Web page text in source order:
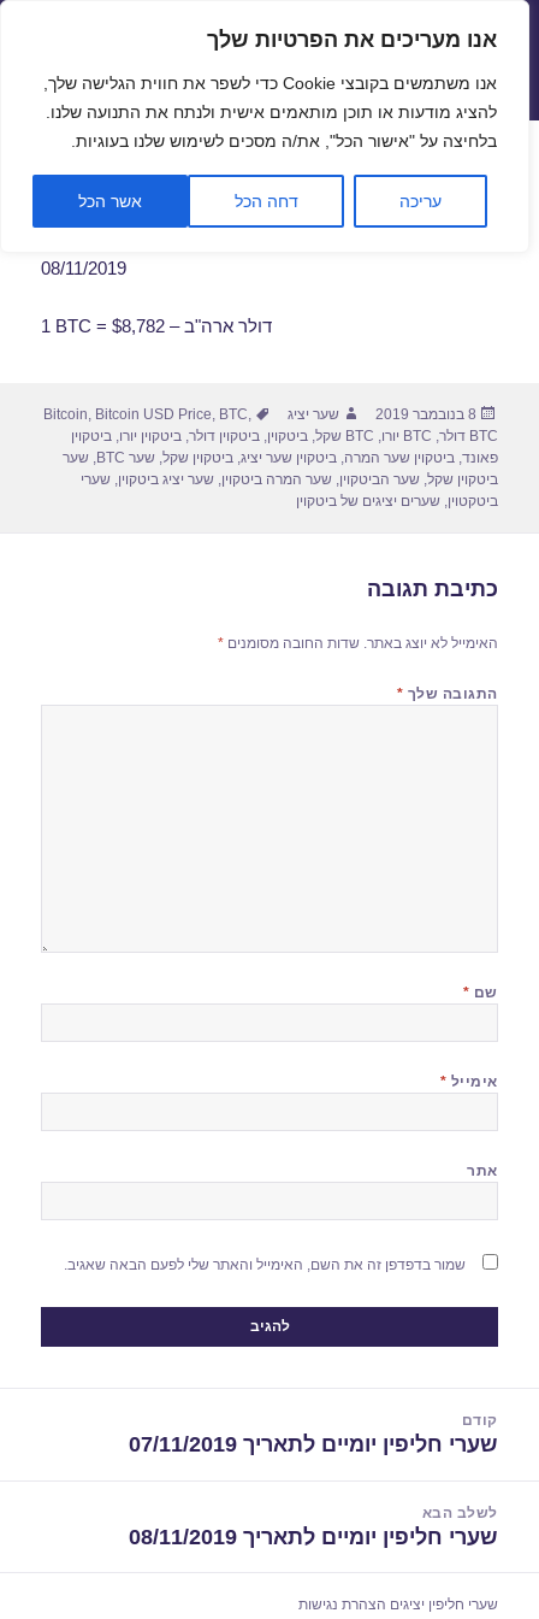
פתח
אנו מעריכים את הפרטיות שלך
אנו משתמשים בקובצי Cookie כדי לשפר את חווית הגלישה שלך,
להציג מודעות או תוכן מותאמים אישית ולנתח את התנועה שלנו.
בלחיצה על "אישור הכל", את/ה מסכים לשימוש שלנו בעוגיות.
עריכה דחה הכל אשר הכל
שערי חליפין יציגים – שער יציג
תפריטים
ווידג'טים
שער ביטקוין לתאריך 08/11/2019
08/11/2019
1 BTC = $8,782 – דולר ארה"ב
פורסם
בתאריך
8 בנובמבר 2019 מחבר
שער יציג תגיות Bitcoin, Bitcoin USD Price, BTC,
BTC דולר
, BTC יורו , BTC שקל ,ביטקוין,ביטקוין דולר,ביטקוין יורו,ביטקוין
פאונד,ביטקוין שער המרה,ביטקוין שער יציג,ביטקוין שקל,שער BTC ,שער
ביטקוין שקל,שער הביטקוין,שער המרה ביטקוין,שער יציג ביטקוין,שערי
ביטקטוין,שערים יציגים של ביטקוין
כתיבת תגובה
האימייל לא יוצג באתר. שדות החובה מסומנים*
התגובה שלך *
שם *
אימייל *
אתר
שמור בדפדפן זה את השם, האימייל והאתר שלי לפעם הבאה שאגיב.
קודם
הפוסט
שערי חליפין יומיים לתאריך 07/11/2019
לשלב הבא
הפוסט
שערי חליפין יומיים לתאריך 08/11/2019
שערי חליפין יציגים הצהרת נגישות